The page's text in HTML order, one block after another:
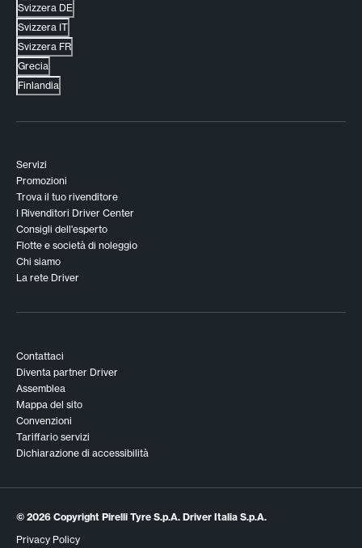
Svizzera DE
Svizzera IT
Svizzera FR
Grecia
Finlandia
Servizi
Promozioni
Trova il tuo rivenditore
I Rivenditori Driver Center
Consigli dell'esperto
Flotte e società di noleggio
Chi siamo
La rete Driver
Contattaci
Diventa partner Driver
Assemblea
Mappa del sito
Convenzioni
Tariffario servizi
Dichiarazione di accessibilità
© 2026 Copyright Pirelli Tyre S.p.A. Driver Italia S.p.A.
Privacy Policy